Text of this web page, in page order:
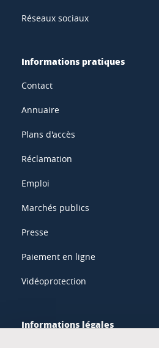
Réseaux sociaux
Informations pratiques
Contact
Annuaire
Plans d'accès
Réclamation
Emploi
Marchés publics
Presse
Paiement en ligne
Vidéoprotection
Informations légales